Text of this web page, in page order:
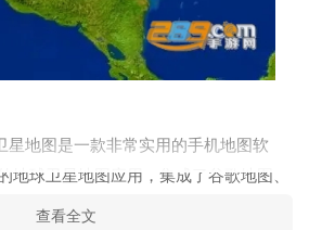
星地图是一款非常实用的手机地图软
地球卫星地图应用，集成了谷歌地图、
百度API、混合图、天地图等多个卫星图
查看全文